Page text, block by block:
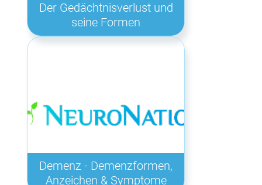
Der Gedächtnisverlust und
seine Formen
Demenz - Demenzformen,
Anzeichen & Symptome